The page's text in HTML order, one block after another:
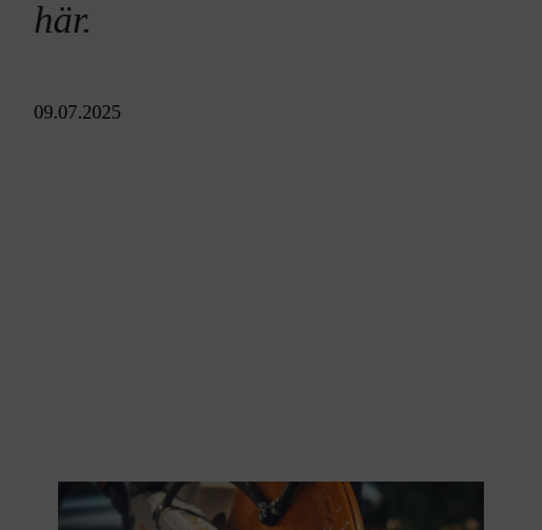
här.
09.07.2025
TSA 300 har precision och hög kapningsprestanda